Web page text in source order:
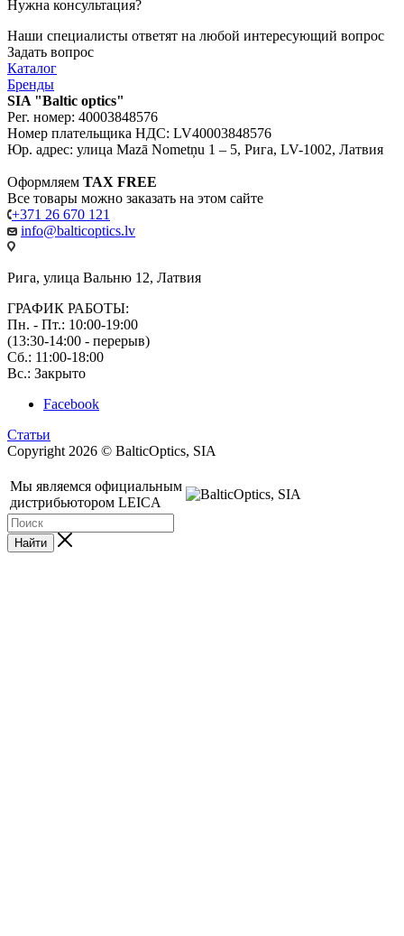
Нужна консультация?
Наши специалисты ответят на любой интересующий вопрос
Задать вопрос
Каталог
Бренды
SIA "Baltic optics"
Рег. номер: 40003848576
Номер плательщика НДС: LV40003848576
Юр. адрес: улица Mazā Nometņu 1 – 5, Рига, LV-1002, Латвия
Оформляем TAX FREE
Все товары можно заказать на этом сайте
+371 26 670 121
info@balticoptics.lv
Рига, улица Вальню 12, Латвия
ГРАФИК РАБОТЫ:
Пн. - Пт.: 10:00-19:00
(13:30-14:00 - перерыв)
Сб.: 11:00-18:00
Вс.: Закрыто
Facebook
Статьи
Copyright 2026 © BalticOptics, SIA
Мы являемся официальным
дистрибьютором LEICA
Найти